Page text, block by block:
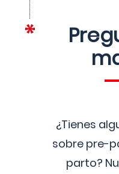
¿Tienes
sobre pre-
parto?